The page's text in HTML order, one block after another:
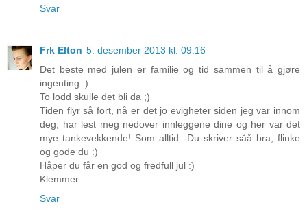
Svar
Frk Elton 5. desember 2013 kl. 09:16
Det beste med julen er familie og tid sammen til å gjøre
ingenting :)
To lodd skulle det bli da ;)
Tiden flyr så fort, nå er det jo evigheter siden jeg var innom
deg, har lest meg nedover innleggene dine og her var det
mye tankevekkende! Som alltid -Du skriver såå bra, flinke
og gode du :)
Håper du får en god og fredfull jul :)
Klemmer
Svar